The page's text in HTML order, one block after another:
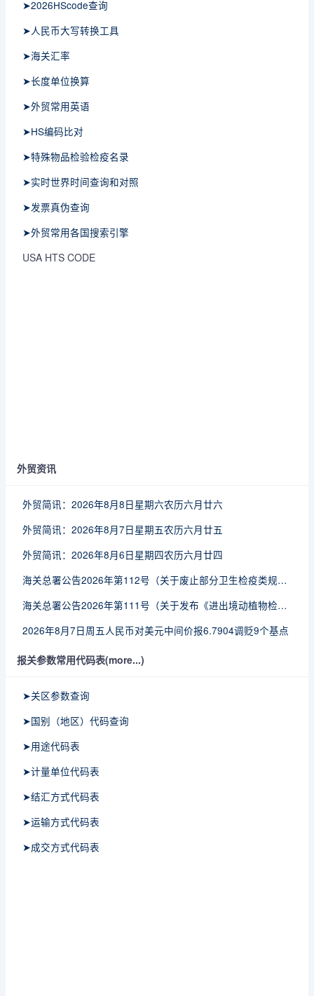
➤2026HScode查询
➤人民币大写转换工具
➤海关汇率
➤长度单位换算
➤外贸常用英语
➤HS编码比对
➤特殊物品检验检疫名录
➤实时世界时间查询和对照
➤发票真伪查询
➤外贸常用各国搜索引擎
USA HTS CODE
外贸资讯
外贸简讯：2026年8月8日星期六农历六月廿六
外贸简讯：2026年8月7日星期五农历六月廿五
外贸简讯：2026年8月6日星期四农历六月廿四
海关总署公告2026年第112号（关于废止部分卫生检疫类规范性文件的公告）
海关总署公告2026年第111号（关于发布《进出境动植物检疫处理监督管理工作规定》《进出境卫生处理监督管理工作规定》的公告）
2026年8月7日周五人民币对美元中间价报6.7904调贬9个基点
报关参数常用代码表(more...)
➤关区参数查询
➤国别（地区）代码查询
➤用途代码表
➤计量单位代码表
➤结汇方式代码表
➤运输方式代码表
➤成交方式代码表